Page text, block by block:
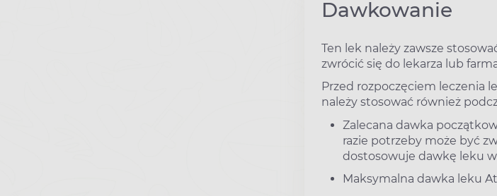
Dawkowanie
Ten lek należy zawsze
zwrócić się do lekarza lub
Przed rozpoczęciem leczenia
należy stosować również
Zalecana dawka
razie potrzeby może być
dostosowuje dawkę leku
Maksymalna dawka leku